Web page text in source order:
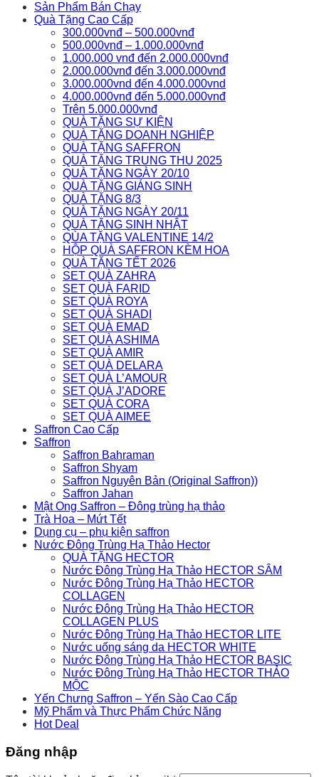
Sản Phẩm Bán Chạy
Quà Tặng Cao Cấp
300.000vnđ – 500.000vnđ
500.000vnđ – 1.000.000vnđ
1.000.000 vnđ đến 2.000.000vnđ
2.000.000vnđ đến 3.000.000vnđ
3.000.000vnd đến 4.000.000vnd
4.000.000vnđ đến 5.000.000vnđ
Trên 5.000.000vnđ
QUÀ TẶNG SỰ KIỆN
QUÀ TẶNG DOANH NGHIỆP
QUÀ TẶNG SAFFRON
QUÀ TẶNG TRUNG THU 2025
QUÀ TẶNG NGÀY 20/10
QUÀ TẶNG GIÁNG SINH
QUÀ TẶNG 8/3
QUÀ TẶNG NGÀY 20/11
QUÀ TẶNG SINH NHẬT
QÙA TẶNG VALENTINE 14/2
HỘP QUÀ SAFFRON KÈM HOA
QUÀ TẶNG TẾT 2026
SET QUÀ ZAHRA
SET QUÀ FARID
SET QUÀ ROYA
SET QUÀ SHADI
SET QUÀ EMAD
SET QUÀ ASHIMA
SET QUÀ AMIR
SET QUÀ DELARA
SET QUÀ L’AMOUR
SET QUÀ J’ADORE
SET QUÀ CORA
SET QUÀ AIMEE
Saffron Cao Cấp
Saffron
Saffron Bahraman
Saffron Shyam
Saffron Nguyên Bản (Original Saffron))
Saffron Jahan
Mật Ong Saffron – Đông trùng hạ thảo
Trà Hoa – Mứt Tết
Dụng cụ – phụ kiện saffron
Nước Đông Trùng Hạ Thảo Hector
QUÀ TẶNG HECTOR
Nước Đông Trùng Hạ Thảo HECTOR SÂM
Nước Đông Trùng Hạ Thảo HECTOR
COLLAGEN
Nước Đông Trùng Hạ Thảo HECTOR
COLLAGEN PLUS
Nước Đông Trùng Hạ Thảo HECTOR LITE
Nước uống sáng da HECTOR WHITE
Nước Đông Trùng Hạ Thảo HECTOR BASIC
Nước Đông Trùng Hạ Thảo HECTOR THẢO
MỘC
Yến Chưng Saffron – Yến Sào Cao Cấp
Mỹ Phẩm và Thực Phẩm Chức Năng
Hot Deal
Đăng nhập